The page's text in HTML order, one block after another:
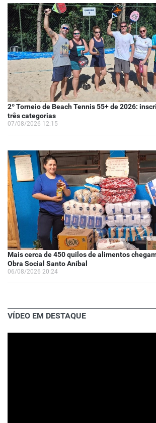
2º Torneio de Beach Tennis 55+ de 2026:
três categorias
07/08/2026 12:15
Mais cerca de 450 quilos de alimentos
Obra Social Santo Aníbal
06/08/2026 20:24
VÍDEO EM DESTAQUE